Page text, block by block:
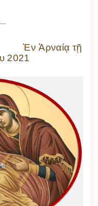
Ἀρναίᾳ τῇ
2021